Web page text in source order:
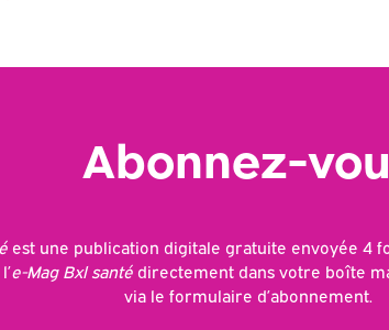
Abonnez-
est une publication digitale gratuite envoyée 4
e-Mag Bxl santé directement dans votre boîte
via le formulaire d’abonnement.